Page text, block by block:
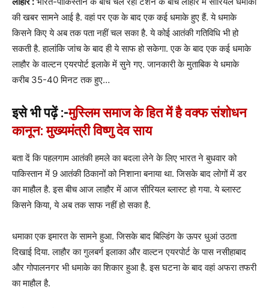
की खबर सामने आई है. वहां पर एक के बाद एक कई धमाके हुए हैं. ये धमाके
किसने किए ये अब तक पता नहीं चल सका है. ये कोई आतंकी गतिविधि भी हो
सकती है. हालांकि जांच के बाद ही ये साफ हो सकेगा. एक के बाद एक कई धमाके
लाहौर के वाल्टन एयरपोर्ट इलाके में सुने गए. जानकारी के मुताबिक ये धमाके
करीब 35-40 मिनट तक हुए…
इसे भी पढ़ें :-मुस्लिम समाज के हित में है वक्फ संशोधन
कानून: मुख्यमंत्री विष्णु देव साय
बता दें कि पहलगाम आतंकी हमले का बदला लेने के लिए भारत ने बुधवार को
पाकिस्तान में 9 आतंकी ठिकानों को निशाना बनाया था. जिसके बाद लोगों में डर
का माहौल है. इस बीच आज लाहौर में आज सीरियल ब्लास्ट हो गया. ये ब्लास्ट
किसने किया, ये अब तक साफ नहीं हो सका है.
धमाका एक इमारत के सामने हुआ. जिसके बाद बिल्डिंग के ऊपर धुआं उठता
दिखाई दिया. लाहौर का गुलबर्ग इलाका और वाल्टन एयरपोर्ट के पास नसीहाबाद
और गोपालनगर भी धमाके का शिकार हुआ है. इस घटना के बाद वहां अफरा तफरी
का माहौल है.